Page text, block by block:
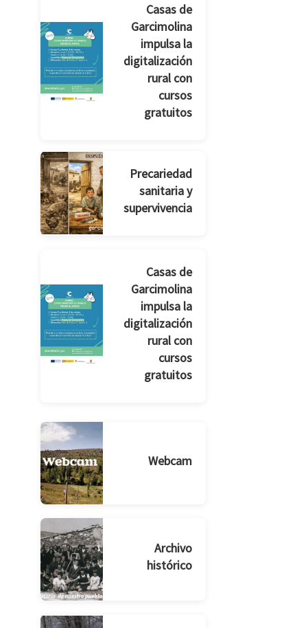
Casas de
Garcimolina
impulsa la
digitalización
rural con
cursos
gratuitos
Precariedad
sanitaria y
supervivencia
Casas de
Garcimolina
impulsa la
digitalización
rural con
cursos
gratuitos
Webcam
Archivo
histórico